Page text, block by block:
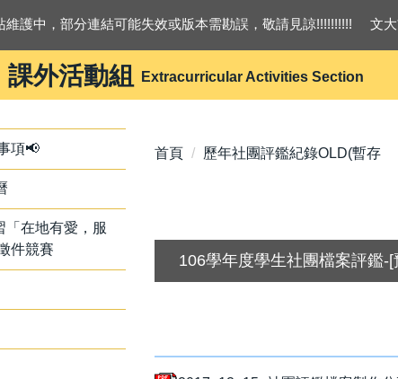
課外活動組 Extracurricular Activities Section
維護中，部分連結可能失效或版本需勘誤，敬請見諒!!!!!!!!!! 文
項📢
「在地有愛，服
件競賽
首頁 歷年社團評鑑紀錄OLD(暫存
106學年度學生社團檔案評鑑-